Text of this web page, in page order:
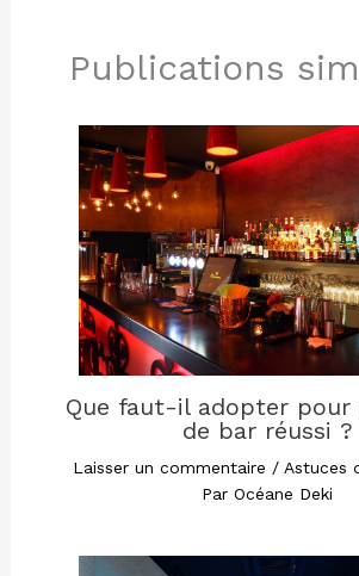
Publications
Que faut-il adopter pour
de bar réussi ?
Laisser un commentaire / Astuces
Par Océane Deki